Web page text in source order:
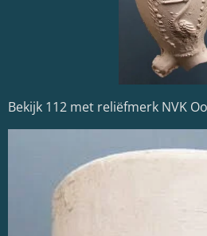
Bekijk 112 met reliëfmerk NVK